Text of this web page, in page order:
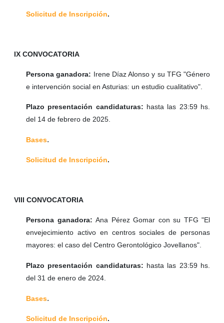
Solicitud de Inscripción.
IX CONVOCATORIA
Persona ganadora: Irene Díaz Alonso y su TFG "Género
e intervención social en Asturias: un estudio cualitativo".
Plazo presentación candidaturas: hasta las 23:59 hs.
del 14 de febrero de 2025.
Bases.
Solicitud de Inscripción.
VIII CONVOCATORIA
Persona ganadora: Ana Pérez Gomar con su TFG "El
envejecimiento activo en centros sociales de personas
mayores: el caso del Centro Gerontológico Jovellanos".
Plazo presentación candidaturas: hasta las 23:59 hs.
del 31 de enero de 2024.
Bases.
Solicitud de Inscripción.